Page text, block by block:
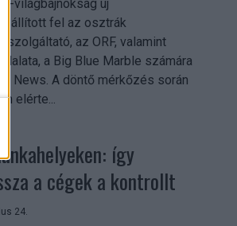
világbajnokság új
állított fel az osztrák
az ORF, valamint
a Big Blue Marble számára
News. A döntő mérkőzés során
elérte...
így
a cégek a kontrollt
24.